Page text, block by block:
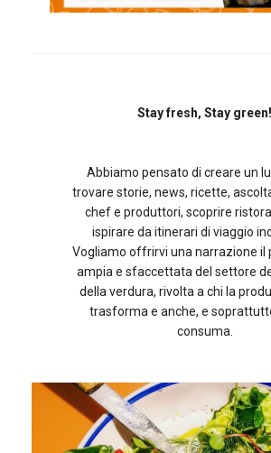
Stay fresh, Stay green!
Abbiamo pensato di creare un
trovare storie, news, ricette,
chef e produttori, scoprire
ispirare da itinerari di viaggio
Vogliamo offrirvi una narrazione il
ampia e sfaccettata del settore
della verdura, rivolta a chi la
trasforma e anche, e
consuma.